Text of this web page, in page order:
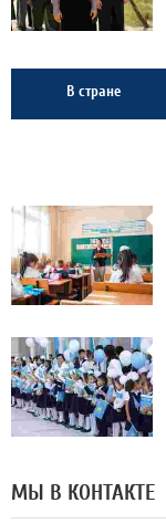
В стране
МЫ В КОНТАКТЕ